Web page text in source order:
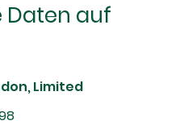
Daten auf
Limited